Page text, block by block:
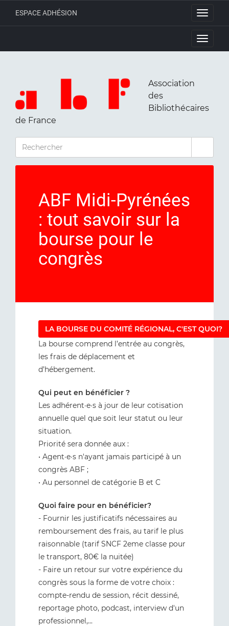
Toggle
ESPACE ADHÉSION
Toggle
Association
des
Bibliothécaires
de France
RECHERCHER
ABF Midi-Pyrénées
: tout savoir sur la
bourse pour le
congrès
LA BOURSE DU COMITÉ RÉGIONAL, C'EST QUOI?
La bourse comprend l’entrée au congrès,
les frais de déplacement et
d’hébergement.
Qui peut en bénéficier ?
Les adhérent·e·s à jour de leur cotisation
annuelle quel que soit leur statut ou leur
situation.
Priorité sera donnée aux :
• Agent·e·s n'ayant jamais participé à un
congrès ABF ;
• Au personnel de catégorie B et C
Quoi faire pour en bénéficier?
- Fournir les justificatifs nécessaires au
remboursement des frais, au tarif le plus
raisonnable (tarif SNCF 2eme classe pour
le transport, 80€ la nuitée)
- Faire un retour sur votre expérience du
congrès sous la forme de votre choix :
compte-rendu de session, récit dessiné,
reportage photo, podcast, interview d'un
professionnel,...